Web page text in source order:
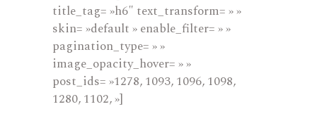
title_tag= »h6″ text_transform= » »
skin= »default » enable_filter= » »
pagination_type= » »
image_opacity_hover= » »
post_ids= »1278, 1093, 1096, 1098,
1280, 1102, »]